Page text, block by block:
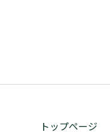
トップページ